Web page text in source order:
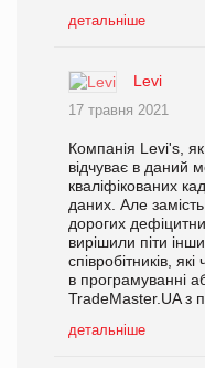
детальніше
Levi
17 травня 2021
Компанія Levi's, як
відчуває в даний
кваліфікованих
даних. Але
дорогих
вирішили піти
співробітників,
в програмуванні
TradeMaster.UA з
детальніше